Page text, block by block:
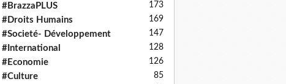
#BrazzaPLUS 173
#Droits Humains 169
#Societé- Développement 147
#International 128
#Economie 126
#Culture 85